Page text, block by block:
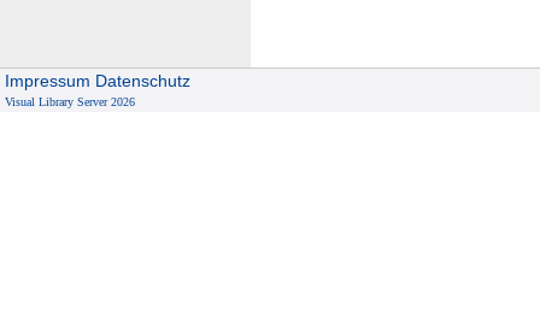
Impressum Datenschutz
Visual Library Server 2026